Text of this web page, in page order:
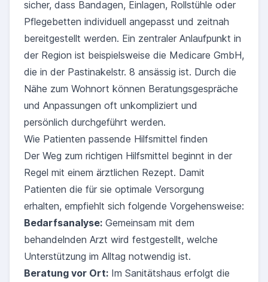
sicher, dass Bandagen, Einlagen, Rollstühle oder
Pflegebetten individuell angepasst und zeitnah
bereitgestellt werden. Ein zentraler Anlaufpunkt in
der Region ist beispielsweise die Medicare GmbH,
die in der Pastinakelstr. 8 ansässig ist. Durch die
Nähe zum Wohnort können Beratungsgespräche
und Anpassungen oft unkompliziert und
persönlich durchgeführt werden.
Wie Patienten passende Hilfsmittel finden
Der Weg zum richtigen Hilfsmittel beginnt in der
Regel mit einem ärztlichen Rezept. Damit
Patienten die für sie optimale Versorgung
erhalten, empfiehlt sich folgende Vorgehensweise:
Bedarfsanalyse: Gemeinsam mit dem
behandelnden Arzt wird festgestellt, welche
Unterstützung im Alltag notwendig ist.
Beratung vor Ort: Im Sanitätshaus erfolgt die